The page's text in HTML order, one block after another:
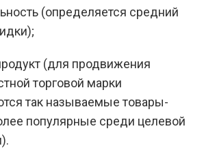
(определяется средний
(для продвижения
торговой марки
так называемые товары-
популярные среди целевой